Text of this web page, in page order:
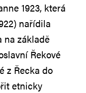
1923, která
nařídila
na základě
Řekové
z Řecka do
etnicky